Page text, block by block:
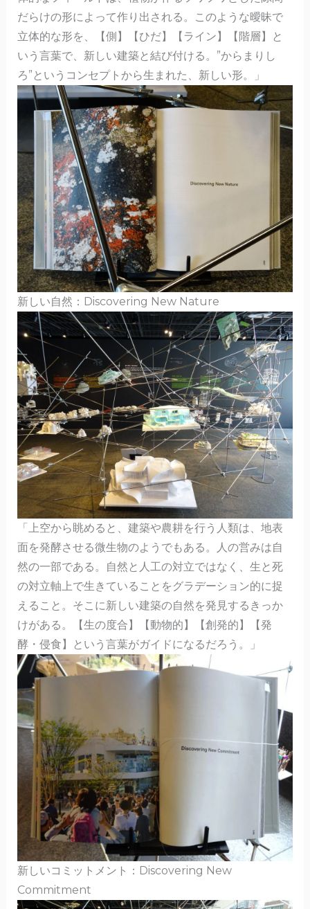
だらけの形によって作り出される。このような曖昧で
立体的な形を、【側】【ひだ】【ライン】【階層】と
いう言葉で、新しい建築と結び付ける。”からまりし
ろ”というコンセプトから生まれた、新しい形。」
新しい自然：Discovering New Nature
「上空から眺めると、建築や農耕を行う人類は、地表
面を発酵させる微生物のようでもある。人の営みは自
然の一部である。自然と人工の対立ではなく、生と死
の対立軸上で生きていることをグラデーション的に捉
えること。そこに新しい建築の自然を発見するきっか
けがある。【生の度合】【動物的】【創発的】【発
酵・侵食】という言葉がガイドになるだろう。」
新しいコミットメント：Discovering New
Commitment